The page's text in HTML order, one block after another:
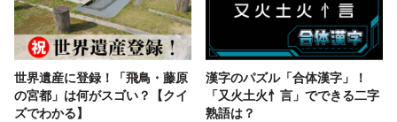
世界遺産に登録！「飛鳥・藤原
の宮都」は何がスゴい？【クイ
ズでわかる】
漢字のパズル「合体漢字」！
「又火土火忄言」でできる二字
熟語は？